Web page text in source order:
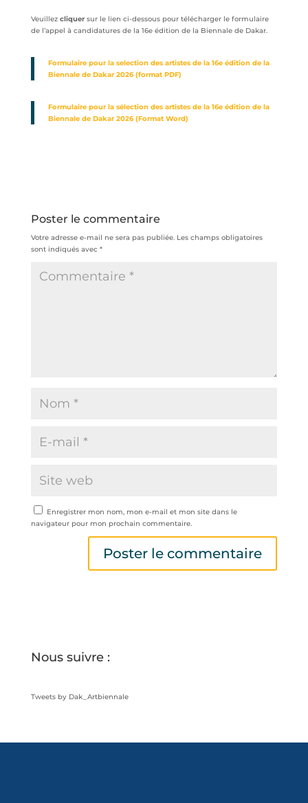
Veuillez cliquersur le lien ci-dessous pour télécharger le formulaire
de l’appel à candidatures de la 16e édition de la Biennale de Dakar.
Formulaire pour la selection des artistes de la 16e édition de la
Biennale de Dakar 2026 (format PDF)
Formulaire pour la sélection des artistes de la 16e édition de la
Biennale de Dakar 2026 (Format Word)
Poster le commentaire
Votre adresse e-mail ne sera pas publiée. Les champs obligatoires
sont indiqués avec *
Enregistrer mon nom, mon e-mail et mon site dans le
navigateur pour mon prochain commentaire.
Nous suivre :
Tweets by Dak_Artbiennale